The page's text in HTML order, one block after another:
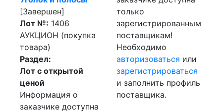
[Завершен]
Лот №: 1406
АУКЦИОН (покупка
товара)
Раздел:
Лот с открытой
ценой
Информация о
заказчике доступна
только
зарегистрированным
поставщикам!
Необходимо
авторизоваться или
зарегистрироваться
и заполнить профиль
поставщика.